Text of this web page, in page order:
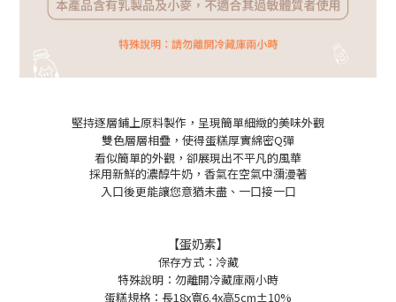
堅持逐層鋪上原料製作，呈現簡單細緻的美味外觀
雙色層層相疊，使得蛋糕厚實綿密Q彈
看似簡單的外觀，卻展現出不平凡的風華
採用新鮮的濃醇牛奶，香氣在空氣中瀰漫著
入口後更能讓您意猶未盡、一口接一口
【蛋奶素】
保存方式：冷藏
特殊說明：勿離開冷藏庫兩小時
蛋糕規格：長18x寬6.4x高5cm±10%